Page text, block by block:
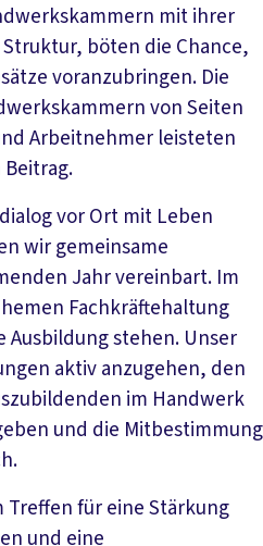
mit ihrer
böten die Chance,
voranzubringen. Die
von Seiten
Arbeitnehmer leisteten
vor Ort mit Leben
wir gemeinsame
Jahr vereinbart. Im
Fachkräftehaltung
Ausbildung stehen. Unser
aktiv anzugehen, den
im Handwerk
und die Mitbestimmung
für eine Stärkung
und eine